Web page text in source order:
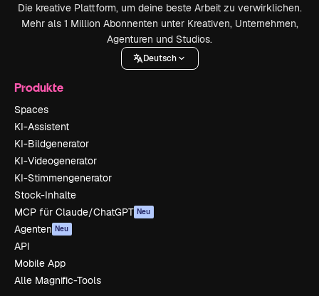
Die kreative Plattform, um deine beste Arbeit zu verwirklichen.
Mehr als 1 Million Abonnenten unter Kreativen, Unternehmen,
Agenturen und Studios.
Deutsch
Produkte
Spaces
KI-Assistent
KI-Bildgenerator
KI-Videogenerator
KI-Stimmengenerator
Stock-Inhalte
MCP für Claude/ChatGPT Neu
Agenten Neu
API
Mobile App
Alle Magnific-Tools